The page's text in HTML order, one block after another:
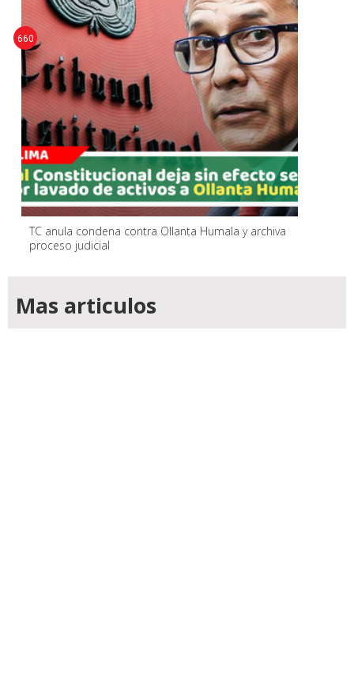
TC anula condena contra Ollanta Humala y archiva
proceso judicial
660
Mas articulos